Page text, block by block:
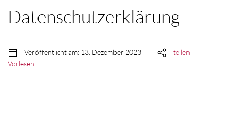
Datenschutzerklärung
Veröffentlicht am: 13. Dezember 2023
teilen
Vorlesen